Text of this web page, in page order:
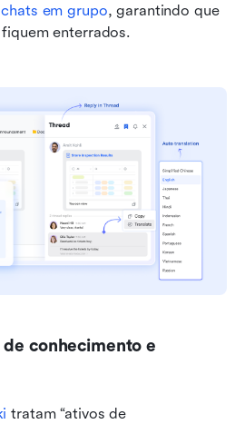
chats em grupo, garantindo que
enterrados.
conhecimento e
tratam “ativos de